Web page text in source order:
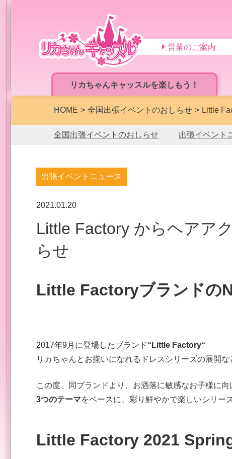
リカちゃんキャッスルを楽しもう！
営業のご案内
HOME 全国出張イベントのおしらせ Little
全国出張イベントのおしらせ 出張イベント
出張イベントニュース
2021.01.20
Little Factory からヘアアクセサリー・小物発売のお知
らせ
Little Factoryブランドの
2017年9月に登場したブランド“Little Factory“
リカちゃんとお揃いになれるドレスシリーズの展開
この度、同ブランドより、お洒落に敏感なお子様に
3つのテーマをベースに、彩り鮮やかで楽しいシリー
Little Factory 2021